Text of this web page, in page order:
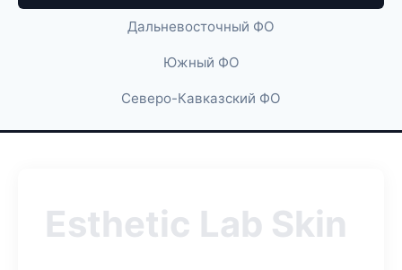
Дальневосточный ФО
Южный ФО
Северо-Кавказский ФО
Esthetic Lab Skin